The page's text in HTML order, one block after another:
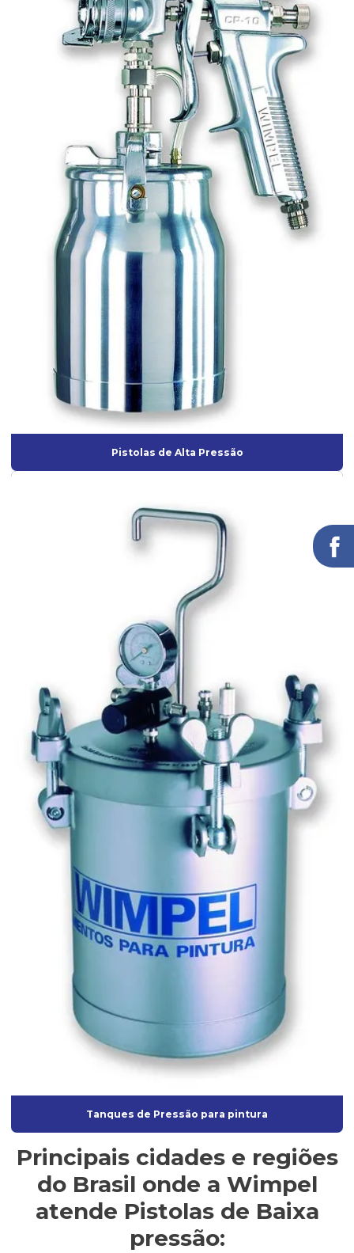
Pistolas de Gravidade
Pistolas de Média Pressão
Pistolas de pintura hvlp
Pistolas para Tanque de Pressão
Tanque de pressão para pintura com pistola
Tanques de Pressão para pintura
Válvula de esfera
Pistolas de Alta Pressão
Tanques de Pressão para pintura
Principais cidades e regiões
do Brasil onde a Wimpel
atende Pistolas de Baixa
pressão: